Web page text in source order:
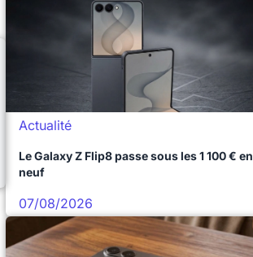
Actualité
Le Galaxy Z Flip8 passe sous les 1 100 € en
neuf
07/08/2026